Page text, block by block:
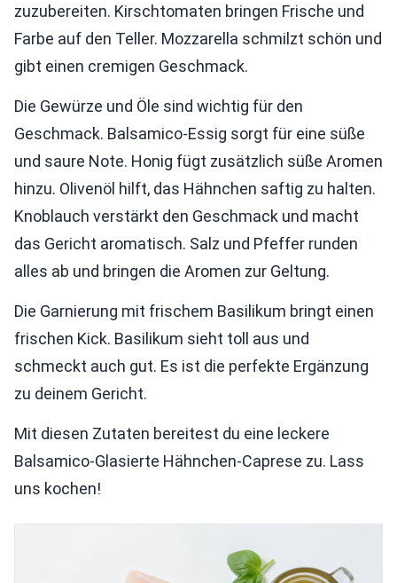
zuzubereiten. Kirschtomaten bringen Frische und
Farbe auf den Teller. Mozzarella schmilzt schön und
gibt einen cremigen Geschmack.
Die Gewürze und Öle sind wichtig für den
Geschmack. Balsamico-Essig sorgt für eine süße
und saure Note. Honig fügt zusätzlich süße Aromen
hinzu. Olivenöl hilft, das Hähnchen saftig zu halten.
Knoblauch verstärkt den Geschmack und macht
das Gericht aromatisch. Salz und Pfeffer runden
alles ab und bringen die Aromen zur Geltung.
Die Garnierung mit frischem Basilikum bringt einen
frischen Kick. Basilikum sieht toll aus und
schmeckt auch gut. Es ist die perfekte Ergänzung
zu deinem Gericht.
Mit diesen Zutaten bereitest du eine leckere
Balsamico-Glasierte Hähnchen-Caprese zu. Lass
uns kochen!